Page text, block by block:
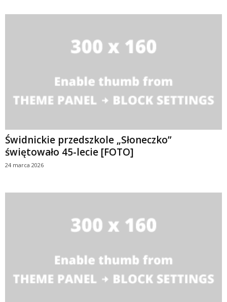
Świdnickie przedszkole „Słoneczko”
świętowało 45-lecie [FOTO]
24 marca 2026